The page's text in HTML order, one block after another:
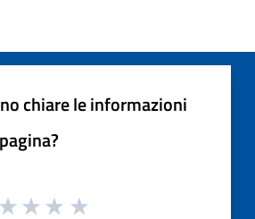
chiare le informazioni